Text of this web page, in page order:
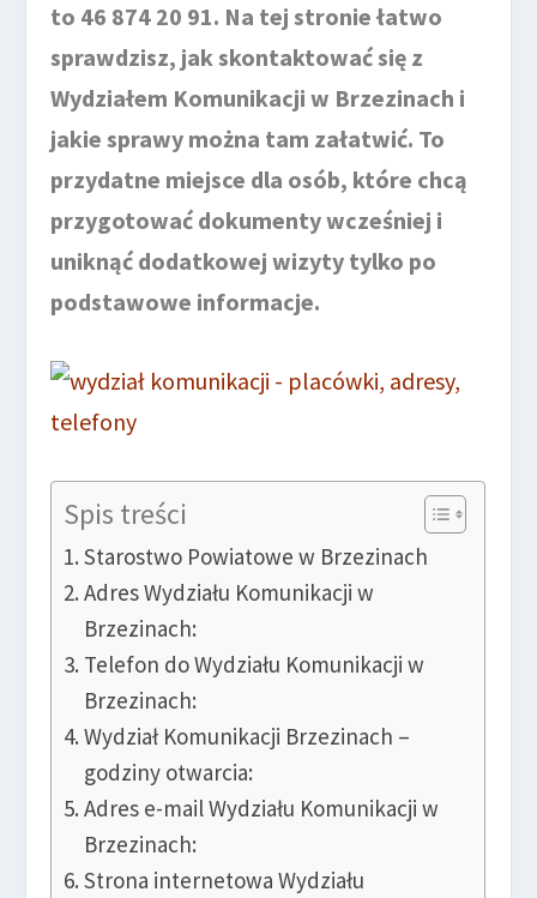
to 46 874 20 91. Na tej stronie łatwo
sprawdzisz, jak skontaktować się z
Wydziałem Komunikacji w Brzezinach i
jakie sprawy można tam załatwić. To
przydatne miejsce dla osób, które chcą
przygotować dokumenty wcześniej i
uniknąć dodatkowej wizyty tylko po
podstawowe informacje.
Spis treści
Starostwo Powiatowe w Brzezinach
Adres Wydziału Komunikacji w
Brzezinach:
Telefon do Wydziału Komunikacji w
Brzezinach:
Wydział Komunikacji Brzezinach –
godziny otwarcia:
Adres e-mail Wydziału Komunikacji w
Brzezinach:
Strona internetowa Wydziału